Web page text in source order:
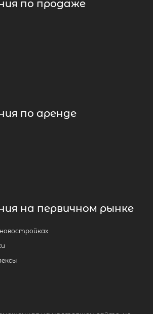
по продаже
по аренде
на первичном рынке